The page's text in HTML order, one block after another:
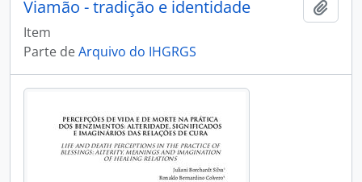
Viamão - tradição e identidade
Item
Parte deArquivo do IHGRGS